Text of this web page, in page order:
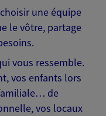
choisir une équipe
le vôtre, partage
vous ressemble.
vos enfants lors
de
vos locaux